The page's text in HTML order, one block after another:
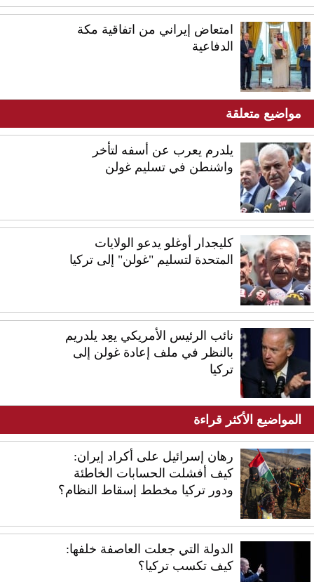
امتعاض إيراني من اتفاقية مكة
الدفاعية
مواضيع متعلقة
يلدرم يعرب عن أسفه لتأخر
واشنطن في تسليم غولن
كليجدار أوغلو يدعو الولايات
المتحدة لتسليم "غولن" إلى تركيا
نائب الرئيس الأمريكي يعِد يلدريم
بالنظر في ملف إعادة غولن إلى
تركيا
المواضيع الأكثر قراءة
رهان إسرائيل على أكراد إيران:
كيف أفشلت الحسابات الخاطئة
ودور تركيا مخطط إسقاط النظام؟
الدولة التي جعلت العاصفة خلفها:
كيف تكسب تركيا؟